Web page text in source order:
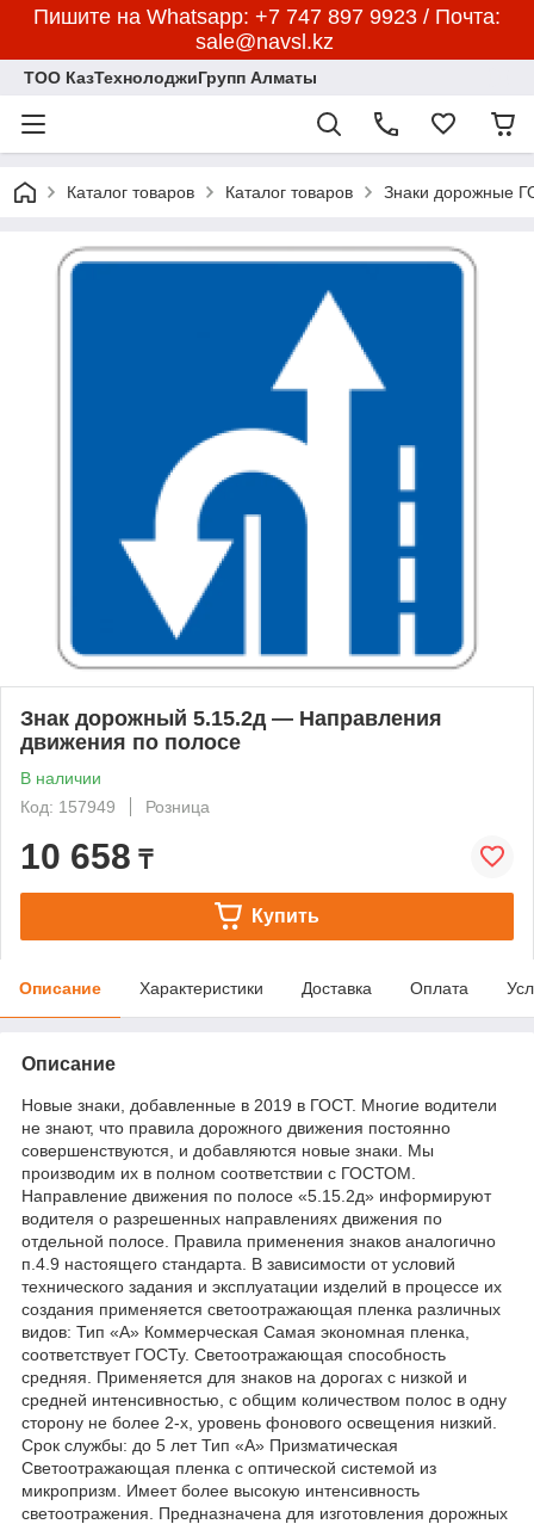
Пишите на Whatsapp: +7 747 897 9923 / Почта:
sale@navsl.kz
ТОО КазТехнолоджиГрупп Алматы
Каталог товаров Каталог товаров Знаки дорожные
Знак дорожный 5.15.2д — Направления
движения по полосе
В наличии
Код: 157949
Розница
10 658 ₸
Купить
Описание Характеристики Доставка Оплата
Описание
Новые знаки, добавленные в 2019 в ГОСТ. Многие водители
не знают, что правила дорожного движения постоянно
совершенствуются, и добавляются новые знаки. Мы
производим их в полном соответствии с ГОСТОМ.
Направление движения по полосе «5.15.2д» информируют
водителя о разрешенных направлениях движения по
отдельной полосе. Правила применения знаков аналогично
п.4.9 настоящего стандарта. В зависимости от условий
технического задания и эксплуатации изделий в процессе их
создания применяется светоотражающая пленка различных
видов: Тип «А» Коммерческая Самая экономная пленка,
соответствует ГОСТу. Светоотражающая способность
средняя. Применяется для знаков на дорогах с низкой и
средней интенсивностью, с общим количеством полос в одну
сторону не более 2-х, уровень фонового освещения низкий.
Срок службы: до 5 лет Тип «А» Призматическая
Светоотражающая пленка с оптической системой из
микропризм. Имеет более высокую интенсивность
светоотражения. Предназначена для изготовления дорожных